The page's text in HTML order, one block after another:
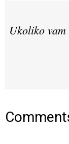
Ukoliko